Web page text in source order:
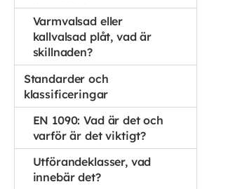
Varmvalsad eller
kallvalsad plåt, vad är
skillnaden?
Standarder och
klassificeringar
EN 1090: Vad är det och
varför är det viktigt?
Utförandeklasser, vad
innebär det?